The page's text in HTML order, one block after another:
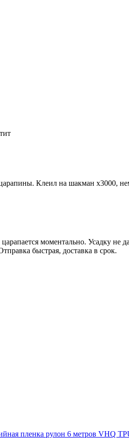
Клеил на шакман х3000,
моментально. Усадку не
быстрая, доставка в срок.
пленка рулон 6 метров VHQ